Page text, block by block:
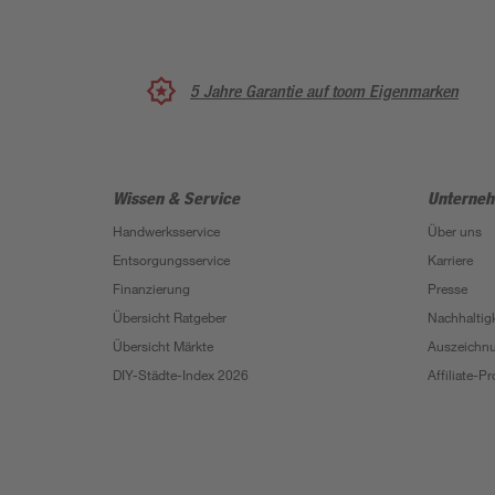
5 Jahre Garantie auf toom Eigenmarken
Wissen & Service
Handwerksservice
Entsorgungsservice
Finanzierung
Übersicht Ratgeber
Übersicht Märkte
DIY-Städte-Index 2026
Über uns
Karriere
Presse
Affiliate-